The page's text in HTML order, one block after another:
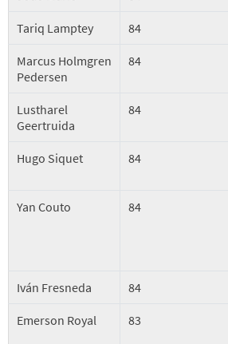
Tariq Lamptey 84
Marcus Holmgren
Pedersen
84
Lustharel
Geertruida
84
Hugo Siquet 84
Yan Couto 84
Iván Fresneda 84
Emerson Royal 83